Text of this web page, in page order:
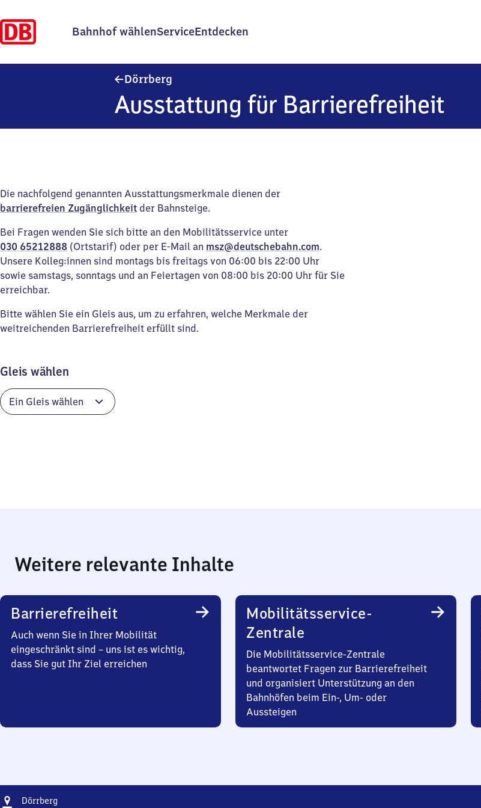
Bahnhof wählenServiceEntdecken
Dörrberg
Ausstattung für Barrierefreiheit
Die nachfolgend genannten Ausstattungsmerkmale dienen der
barrierefreien Zugänglichkeit der Bahnsteige.
Bei Fragen wenden Sie sich bitte an den Mobilitätsservice unter
030 65212888 (Ortstarif) oder per E-Mail an msz@deutschebahn.com.
Unsere Kolleg:innen sind montags bis freitags von 06:00 bis 22:00 Uhr
sowie samstags, sonntags und an Feiertagen von 08:00 bis 20:00 Uhr für Sie
erreichbar.
Bitte wählen Sie ein Gleis aus, um zu erfahren, welche Merkmale der
weitreichenden Barrierefreiheit erfüllt sind.
Gleis wählen
Weitere relevante Inhalte
Barrierefreiheit
Auch wenn Sie in Ihrer Mobilität
eingeschränkt sind – uns ist es wichtig,
dass Sie gut Ihr Ziel erreichen
Mobilitätsservice-
Zentrale
Die Mobilitätsservice-Zentrale
beantwortet Fragen zur Barrierefreiheit
und organisiert Unterstützung an den
Bahnhöfen beim Ein-, Um- oder
Aussteigen
Adresse
Dörrberg